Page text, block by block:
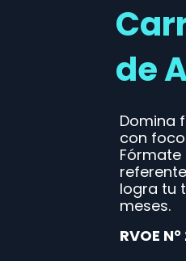
de
Domina
con
logra tu
meses.
RVOE